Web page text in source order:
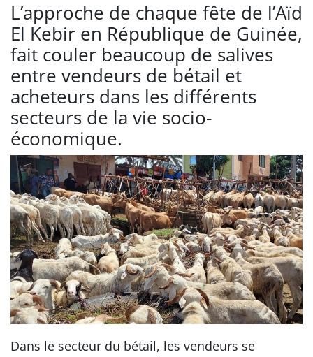
L’approche de chaque fête de l’Aïd
El Kebir en République de Guinée,
fait couler beaucoup de salives
entre vendeurs de bétail et
acheteurs dans les différents
secteurs de la vie socio-
économique.
Dans le secteur du bétail, les vendeurs se